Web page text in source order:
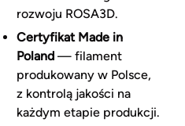
rozwoju ROSA3D.
Certyfikat Made in
Poland— filament
produkowany w Polsce,
z kontrolą jakości na
każdym etapie produkcji.